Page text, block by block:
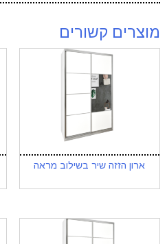
מוצרים קשורים
ארון הזזה שיר בשילוב מראה